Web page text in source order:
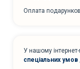
Оплата
У нашому інтернет-
спеціальних умов